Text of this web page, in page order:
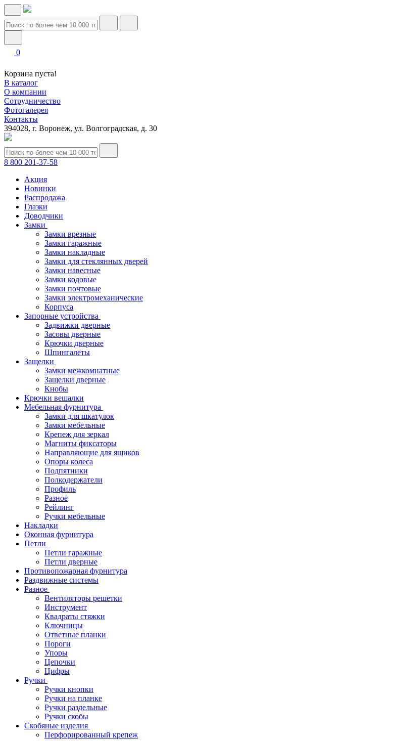
0
Корзина пуста!
В каталог
О компании
Сотрудничество
Фотогалерея
Контакты
394028, г. Воронеж, ул. Волгоградская, д. 30
8 800 201-37-58
Акция
Новинки
Распродажа
Глазки
Доводчики
Замки
Замки врезные
Замки гаражные
Замки накладные
Замки для стеклянных дверей
Замки навесные
Замки кодовые
Замки почтовые
Замки электромеханические
Корпуса
Запорные устройства
Задвижки дверные
Засовы дверные
Крючки дверные
Шпингалеты
Защелки
Замки межкомнатные
Защелки дверные
Кнобы
Крючки вешалки
Мебельная фурнитура
Замки для шкатулок
Замки мебельные
Крепеж для зеркал
Магниты фиксаторы
Направляющие для ящиков
Опоры колеса
Подпятники
Полкодержатели
Профиль
Разное
Рейлинг
Ручки мебельные
Накладки
Оконная фурнитура
Петли
Петли гаражные
Петли дверные
Противопожарная фурнитура
Раздвижные системы
Разное
Вентиляторы решетки
Инструмент
Квадраты стяжки
Ключницы
Ответные планки
Пороги
Упоры
Цепочки
Цифры
Ручки
Ручки кнопки
Ручки на планке
Ручки раздельные
Ручки скобы
Скобяные изделия
Перфорированный крепеж